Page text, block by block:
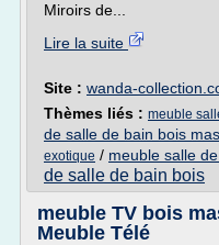
Miroirs de...
Lire la suite
Site : wanda-
Thèmes liés : meuble
de salle de bain bois
exotique / meuble salle
de salle de bain bois
meuble TV bois
Meuble Télé